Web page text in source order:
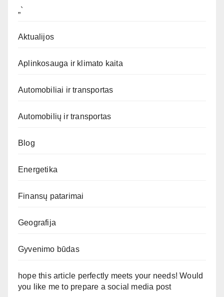
„`
Aktualijos
Aplinkosauga ir klimato kaita
Automobiliai ir transportas
Automobilių ir transportas
Blog
Energetika
Finansų patarimai
Geografija
Gyvenimo būdas
hope this article perfectly meets your needs! Would
you like me to prepare a social media post